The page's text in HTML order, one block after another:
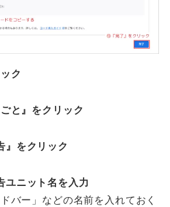
ク
と』をクリック
をクリック
ニット名を入力
バー」などの名前を入れておく